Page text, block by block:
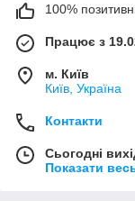
100%
Працює з
м. Київ
Київ, Україна
Контакти
Сьогодні
Показати